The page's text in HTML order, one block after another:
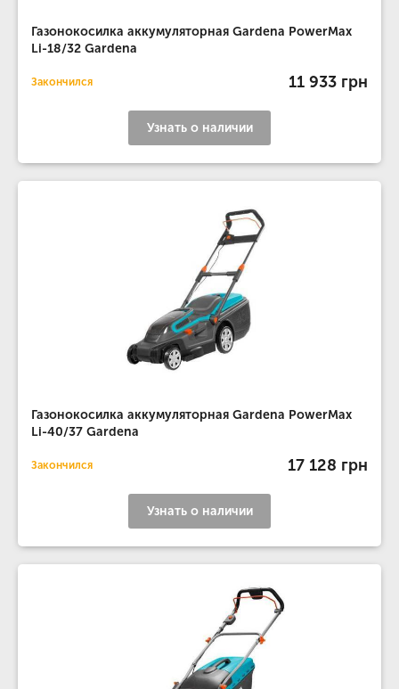
Газонокосилка аккумуляторная Gardena PowerMax
Li-18/32 Gardena
Закончился 11 933 грн
Узнать о наличии
Газонокосилка аккумуляторная Gardena PowerMax
Li-40/37 Gardena
Закончился 17 128 грн
Узнать о наличии